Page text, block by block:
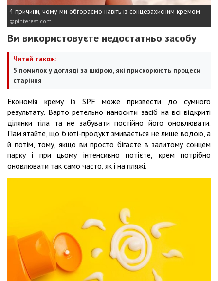
4 причини, чому ми обгораємо навіть із сонцезахисним кремом
pinterest.com
Ви використовуєте недостатньо засобу
Читай також:
5 помилок у догляді за шкірою, які прискорюють процеси
старіння
Економія крему із SPF може призвести до сумного
результату. Варто ретельно наносити засіб на всі відкриті
ділянки тіла та не забувати постійно його оновлювати.
Пам'ятайте, що б'юті-продукт змивається не лише водою, а
й потім, тому, якщо ви просто бігаєте в залитому сонцем
парку і при цьому інтенсивно потієте, крем потрібно
оновлювати так само часто, як і на пляжі.